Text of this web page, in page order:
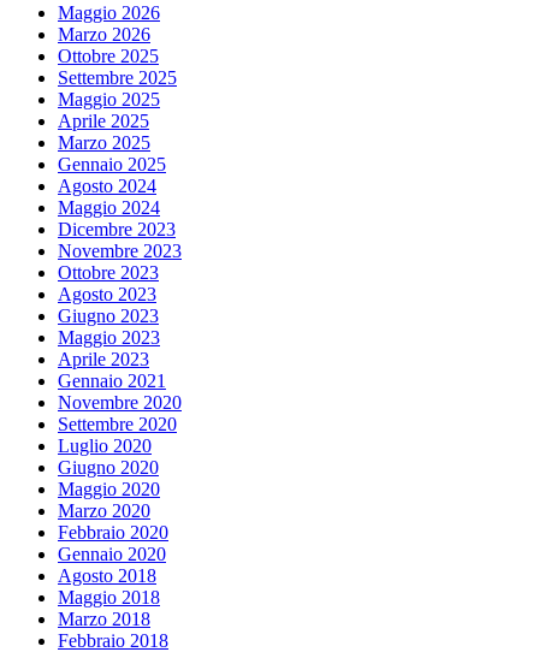
Maggio 2026
Marzo 2026
Ottobre 2025
Settembre 2025
Maggio 2025
Aprile 2025
Marzo 2025
Gennaio 2025
Agosto 2024
Maggio 2024
Dicembre 2023
Novembre 2023
Ottobre 2023
Agosto 2023
Giugno 2023
Maggio 2023
Aprile 2023
Gennaio 2021
Novembre 2020
Settembre 2020
Luglio 2020
Giugno 2020
Maggio 2020
Marzo 2020
Febbraio 2020
Gennaio 2020
Agosto 2018
Maggio 2018
Marzo 2018
Febbraio 2018